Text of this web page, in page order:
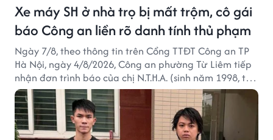
Xe máy SH ở nhà trọ bị mất trộm, cô gái
báo Công an liền rõ danh tính thủ phạm
Ngày 7/8, theo thông tin trên Cổng TTĐT Công an TP
Hà Nội, ngày 4/8/2026, Công an phường Từ Liêm tiếp
nhận đơn trình báo của chị N.T.H.A. (sinh năm 1998, trú
tại phường Từ Liêm) về việc bị kẻ gian lấy trộm chiếc
xe mô tô Honda SH 125i, tại khu nhà trọ nơi đang sinh
sống.